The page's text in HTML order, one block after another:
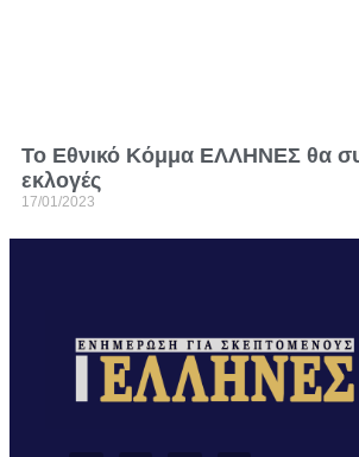
Το Εθνικό Κόμμα ΕΛΛΗΝΕΣ θα
εκλογές
17/01/2023